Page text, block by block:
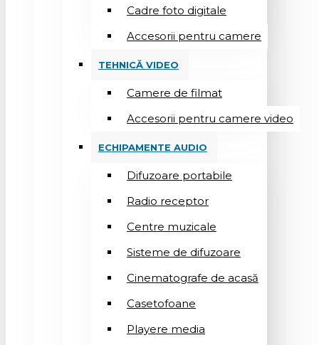
Cadre foto digitale
Accesorii pentru camere
TEHNICĂ VIDEO
Camere de filmat
Accesorii pentru camere video
ECHIPAMENTE AUDIO
Difuzoare portabile
Radio receptor
Centre muzicale
Sisteme de difuzoare
Cinematografe de acasă
Casetofoane
Playere media